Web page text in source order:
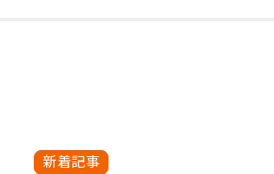
新着記事